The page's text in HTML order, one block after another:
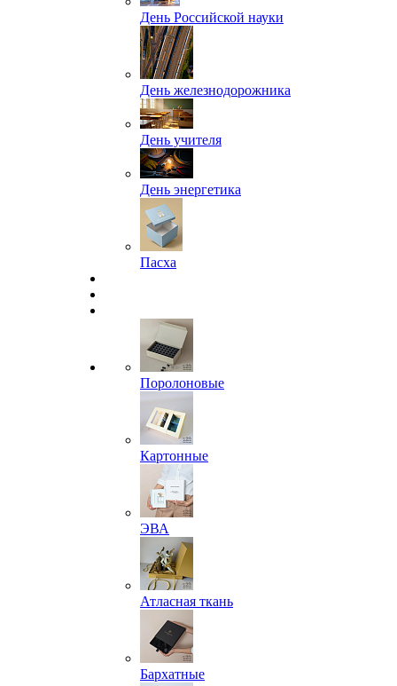
День Российской науки
День железнодорожника
День учителя
День энергетика
Пасха
Поролоновые
Картонные
ЭВА
Атласная ткань
Бархатные